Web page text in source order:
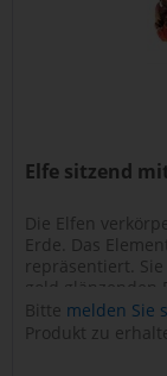
Elfe sitzend
Die Elfen
Erde. Das
repräsentiert.
gold glänzenden
Die...
Art.Nr.: 0830040
Bitte melden Sie
Produkt zu